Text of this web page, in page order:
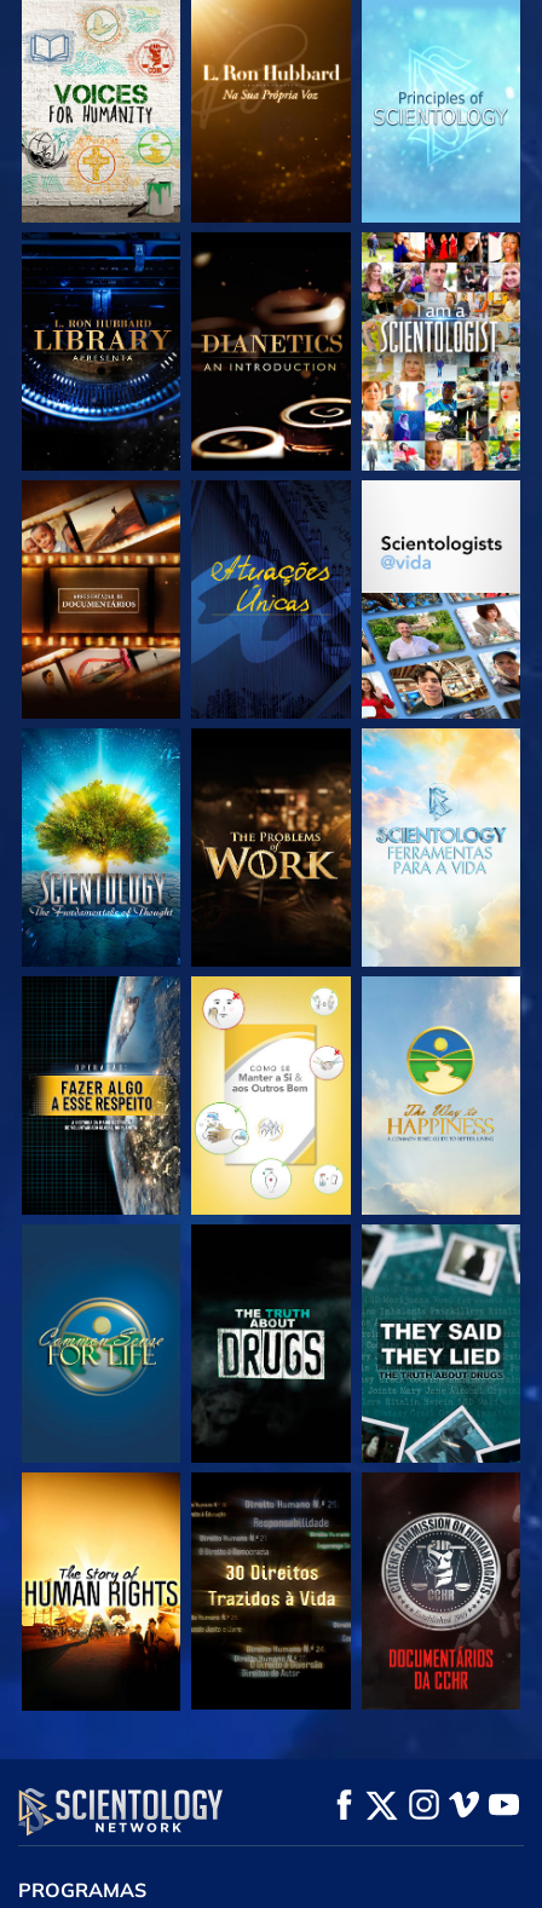
EXPLORE A SÉRIE EXPLORE A SÉRIE EXPLORE A SÉRIE
EXPLORE A SÉRIE EXPLORE A SÉRIE VEJA
EXPLORE A SÉRIE VEJA EXPLORE A SÉRIE
EXPLORE A SÉRIE EXPLORE A SÉRIE EXPLORE A SÉRIE
VEJA VEJA VEJA
VEJA VEJA VEJA
VEJA VEJA VEJA
VEJA EXPLORE A SÉRIE
PROGRAMAS